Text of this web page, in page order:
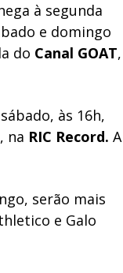
à segunda
e domingo
do Canal GOAT,
às 16h,
na RIC Record. A
serão mais
e Galo